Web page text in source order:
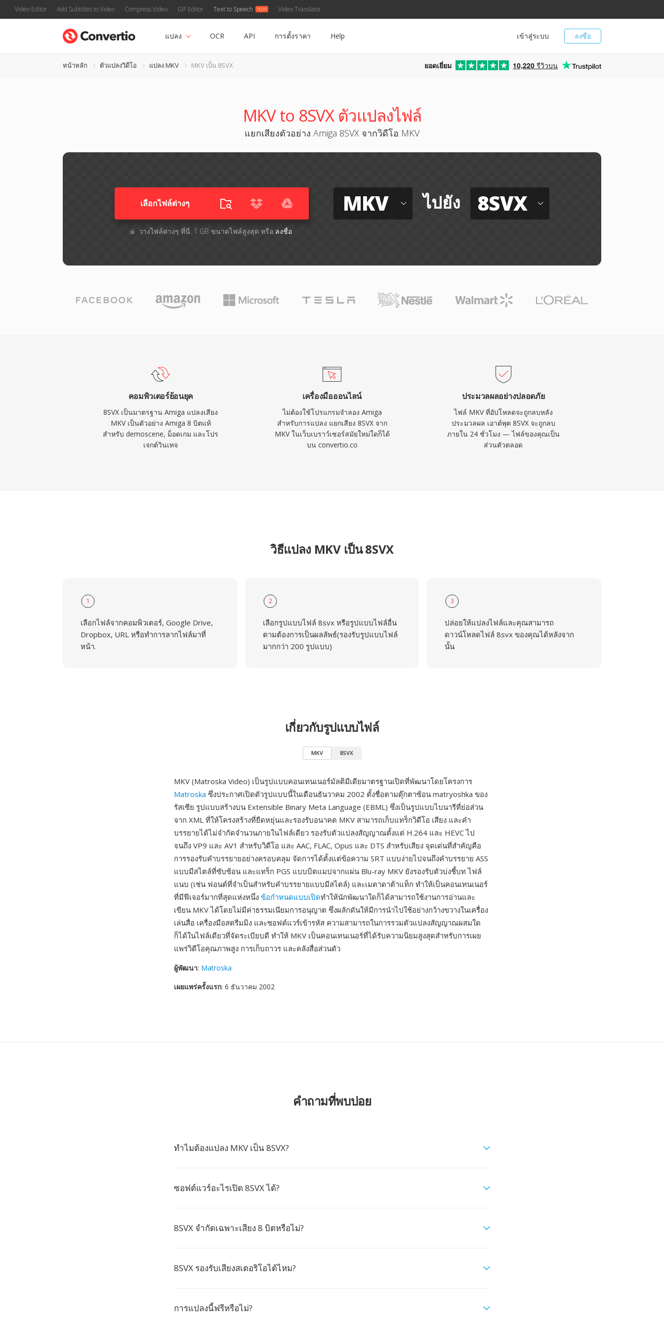
Video Editor Add Subtitles to Video Compress Video GIF Editor Text to Speech Video Translator
ลงชื่อ
เข้าสู่ระบบ
แปลง OCR API การตั้งราคา Help
หน้าหลัก ตัวแปลงวิดีโอ แปลง MKV MKV เป็น 8SVX ยอดเยี่ยม 10,220 รีวิวบน
MKV to 8SVX ตัวแปลงไฟล์
แยกเสียงตัวอย่าง Amiga 8SVX จากวิดีโอ MKV
เลือกไฟล์ต่างๆ​
วางไฟล์ต่างๆ​ ที่นี่. 1 GB ขนาดไฟล์สูงสุด หรือ ลงชื่อ
MKV ไปยัง 8SVX
คอมพิวเตอร์ย้อนยุค
8SVX เป็นมาตรฐาน Amiga แปลงเสียง
MKV เป็นตัวอย่าง Amiga 8 บิตแท้
สำหรับ demoscene, ม็อดเกม และโปร
เจกต์วินเทจ
เครื่องมือออนไลน์
ไม่ต้องใช้โปรแกรมจำลอง Amiga
สำหรับการแปลง แยกเสียง 8SVX จาก
MKV ในเว็บเบราว์เซอร์สมัยใหม่ใดก็ได้
บน convertio.co
ประมวลผลอย่างปลอดภัย
ไฟล์ MKV ที่อัปโหลดจะถูกลบหลัง
ประมวลผล เอาต์พุต 8SVX จะถูกลบ
ภายใน 24 ชั่วโมง — ไฟล์ของคุณเป็น
ส่วนตัวตลอด
วิธีแปลง MKV เป็น 8SVX
1
เลือกไฟล์จากคอมพิวเตอร์, Google Drive,
Dropbox, URL หรือทำการลากไฟล์มาที่
หน้า.
2
เลือกรูปแบบไฟล์ 8svx หรือรูปแบบไฟล์อื่น
ตามต้องการเป็นผลลัพธ์(รองรับรูปแบบไฟล์
มากกว่า 200 รูปแบบ)
3
ปล่อยให้แปลงไฟล์และคุณสามารถ
ดาวน์โหลดไฟล์ 8svx ของคุณได้หลังจาก
นั้น
เกี่ยวกับรูปแบบไฟล์
MKV 8SVX
MKV (Matroska Video) เป็นรูปแบบคอนเทนเนอร์มัลติมีเดียมาตรฐานเปิดที่พัฒนาโดยโครงการ
Matroska ซึ่งประกาศเปิดตัวรูปแบบนี้ในเดือนธันวาคม 2002 ตั้งชื่อตามตุ๊กตาซ้อน matryoshka ของ
รัสเซีย รูปแบบสร้างบน Extensible Binary Meta Language (EBML) ซึ่งเป็นรูปแบบไบนารีที่ย่อส่วน
จาก XML ที่ให้โครงสร้างที่ยืดหยุ่นและรองรับอนาคต MKV สามารถเก็บแทร็กวิดีโอ เสียง และคำ
บรรยายได้ไม่จำกัดจำนวนภายในไฟล์เดียว รองรับตัวแปลงสัญญาณตั้งแต่ H.264 และ HEVC ไป
จนถึง VP9 และ AV1 สำหรับวิดีโอ และ AAC, FLAC, Opus และ DTS สำหรับเสียง จุดเด่นที่สำคัญคือ
การรองรับคำบรรยายอย่างครอบคลุม จัดการได้ตั้งแต่ข้อความ SRT แบบง่ายไปจนถึงคำบรรยาย ASS
แบบมีสไตล์ที่ซับซ้อน และแทร็ก PGS แบบบิตแมปจากแผ่น Blu-ray MKV ยังรองรับตัวบ่งชี้บท ไฟล์
แนบ (เช่น ฟอนต์ที่จำเป็นสำหรับคำบรรยายแบบมีสไตล์) และเมตาดาต้าแท็ก ทำให้เป็นคอนเทนเนอร์
ที่มีฟีเจอร์มากที่สุดแห่งหนึ่ง ข้อกำหนดแบบเปิดทำให้นักพัฒนาใดก็ได้สามารถใช้งานการอ่านและ
เขียน MKV ได้โดยไม่มีค่าธรรมเนียมการอนุญาต ซึ่งผลักดันให้มีการนำไปใช้อย่างกว้างขวางในเครื่อง
เล่นสื่อ เครื่องมือสตรีมมิง และซอฟต์แวร์เข้ารหัส ความสามารถในการรวมตัวแปลงสัญญาณผสมใด
ก็ได้ในไฟล์เดียวที่จัดระเบียบดี ทำให้ MKV เป็นคอนเทนเนอร์ที่ได้รับความนิยมสูงสุดสำหรับการเผย
แพร่วิดีโอคุณภาพสูง การเก็บถาวร และคลังสื่อส่วนตัว
ผู้พัฒนา: Matroska
เผยแพร่ครั้งแรก: 6 ธันวาคม 2002
คำถามที่พบบ่อย
ทำไมต้องแปลง MKV เป็น 8SVX?
ซอฟต์แวร์อะไรเปิด 8SVX ได้?
8SVX จำกัดเฉพาะเสียง 8 บิตหรือไม่?
8SVX รองรับเสียงสเตอริโอได้ไหม?
การแปลงนี้ฟรีหรือไม่?